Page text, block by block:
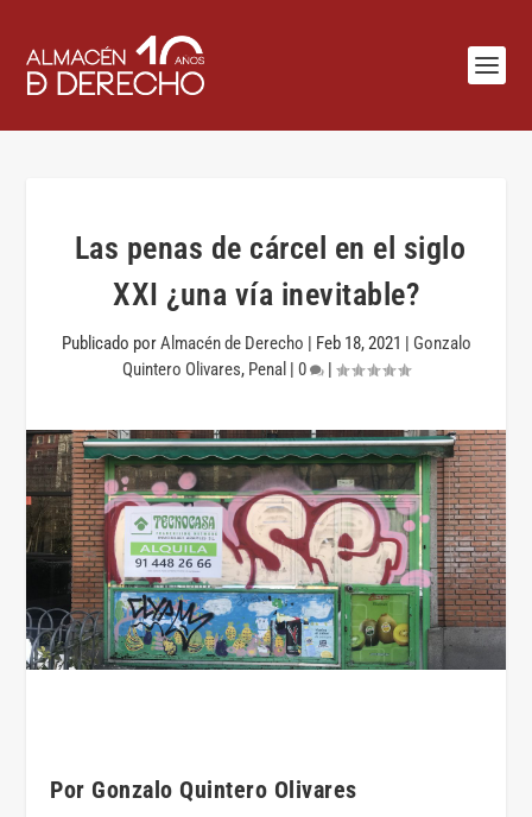
Las penas de cárcel en el siglo
XXI ¿una vía inevitable?
Publicado porAlmacén de Derecho | Feb 18, 2021 | Gonzalo
Quintero Olivares, Penal | 0 |
Por Gonzalo Quintero Olivares